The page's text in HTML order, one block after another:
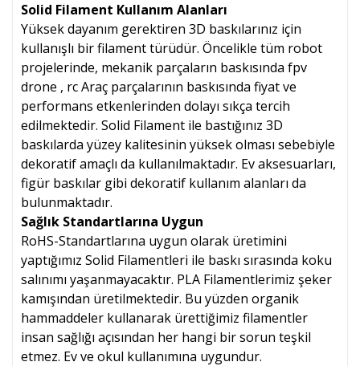
Solid Filament Kullanım Alanları
Yüksek dayanım gerektiren 3D baskılarınız için
kullanışlı bir filament türüdür. Öncelikle tüm robot
projelerinde, mekanik parçaların baskısında fpv
drone , rc Araç parçalarının baskısında fiyat ve
performans etkenlerinden dolayı sıkça tercih
edilmektedir. Solid Filament ile bastığınız 3D
baskılarda yüzey kalitesinin yüksek olması sebebiyle
dekoratif amaçlı da kullanılmaktadır. Ev aksesuarları,
figür baskılar gibi dekoratif kullanım alanları da
bulunmaktadır.
Sağlık Standartlarına Uygun
RoHS-Standartlarına uygun olarak üretimini
yaptığımız Solid Filamentleri ile baskı sırasında koku
salınımı yaşanmayacaktır. PLA Filamentlerimiz şeker
kamışından üretilmektedir. Bu yüzden organik
hammaddeler kullanarak ürettiğimiz filamentler
insan sağlığı açısından her hangi bir sorun teşkil
etmez. Ev ve okul kullanımına uygundur.